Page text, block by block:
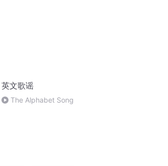
英文歌谣
The Alphabet Song